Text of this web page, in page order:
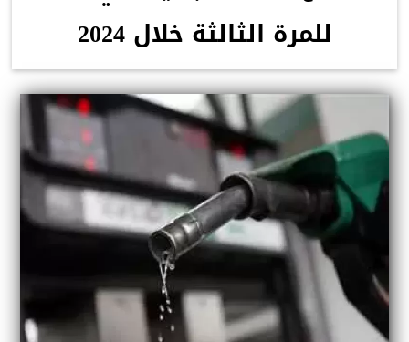
للمرة الثالثة خلال 2024